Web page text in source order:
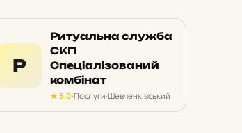
Р
Ритуальна служба
СКП
Спеціалізований
комбінат
★ 5,0·Послуги·Шевченківський